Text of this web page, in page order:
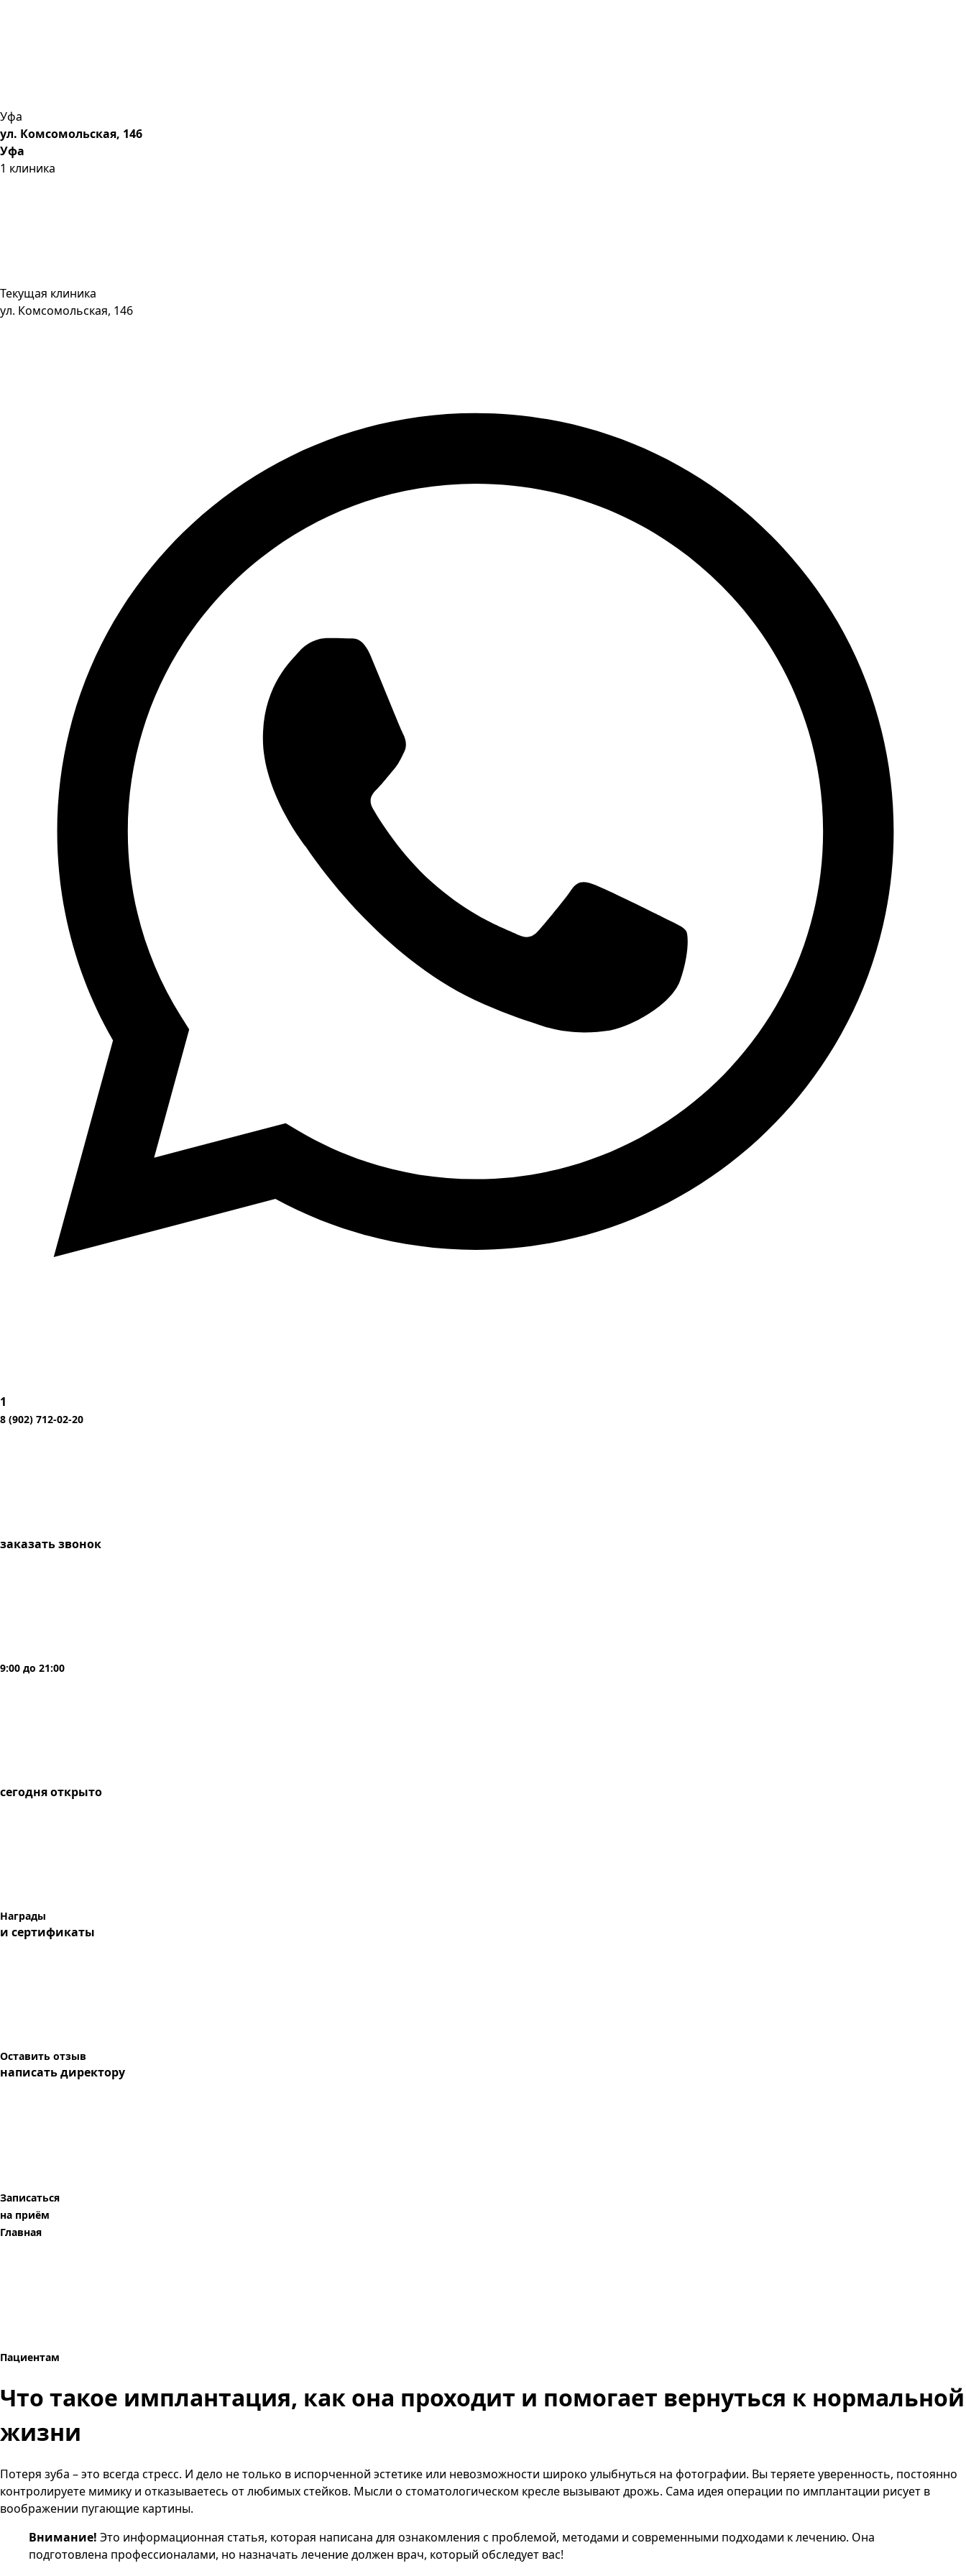
Уфа
ул. Комсомольская, 146
Уфа
1 клиника
Текущая клиника
ул. Комсомольская, 146
1
8 (902) 712-02-20
заказать звонок
9:00 до 21:00
сегодняоткрыто
Награды
и сертификаты
Оставить отзыв
написать директору
Записаться
на приём
Главная
Пациентам
Что такое имплантация, как она проходит и помогает вернуться к нормальной
жизни
Потеря зуба – это всегда стресс. И дело не только в испорченной эстетике или невозможности широко улыбнуться на фотографии. Вы теряете уверенность, постоянно
контролируете мимику и отказываетесь от любимых стейков. Мысли о стоматологическом кресле вызывают дрожь. Сама идея операции по имплантации рисует в
воображении пугающие картины.
Внимание! Это информационная статья, которая написана для ознакомления с проблемой, методами и современными подходами к лечению. Она
подготовлена профессионалами, но назначать лечение должен врач, который обследует вас!